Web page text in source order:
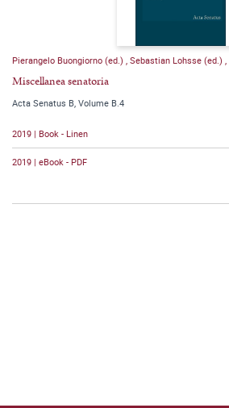
Pierangelo Buongiorno (ed.) Sebastian Lohsse (ed.)
Miscellanea senatoria
Acta Senatus B, Volume B.4
2019 | Book - Linen
2019 | eBook - PDF